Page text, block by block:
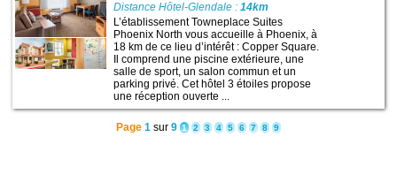
Distance Hôtel-Glendale :14km
L’établissement Towneplace Suites
Phoenix North vous accueille à Phoenix, à
18 km de ce lieu d’intérêt : Copper Square.
Il comprend une piscine extérieure, une
salle de sport, un salon commun et un
parking privé. Cet hôtel 3 étoiles propose
une réception ouverte ...
Page 1 sur 9 1 2 3 4 5 6 7 8 9